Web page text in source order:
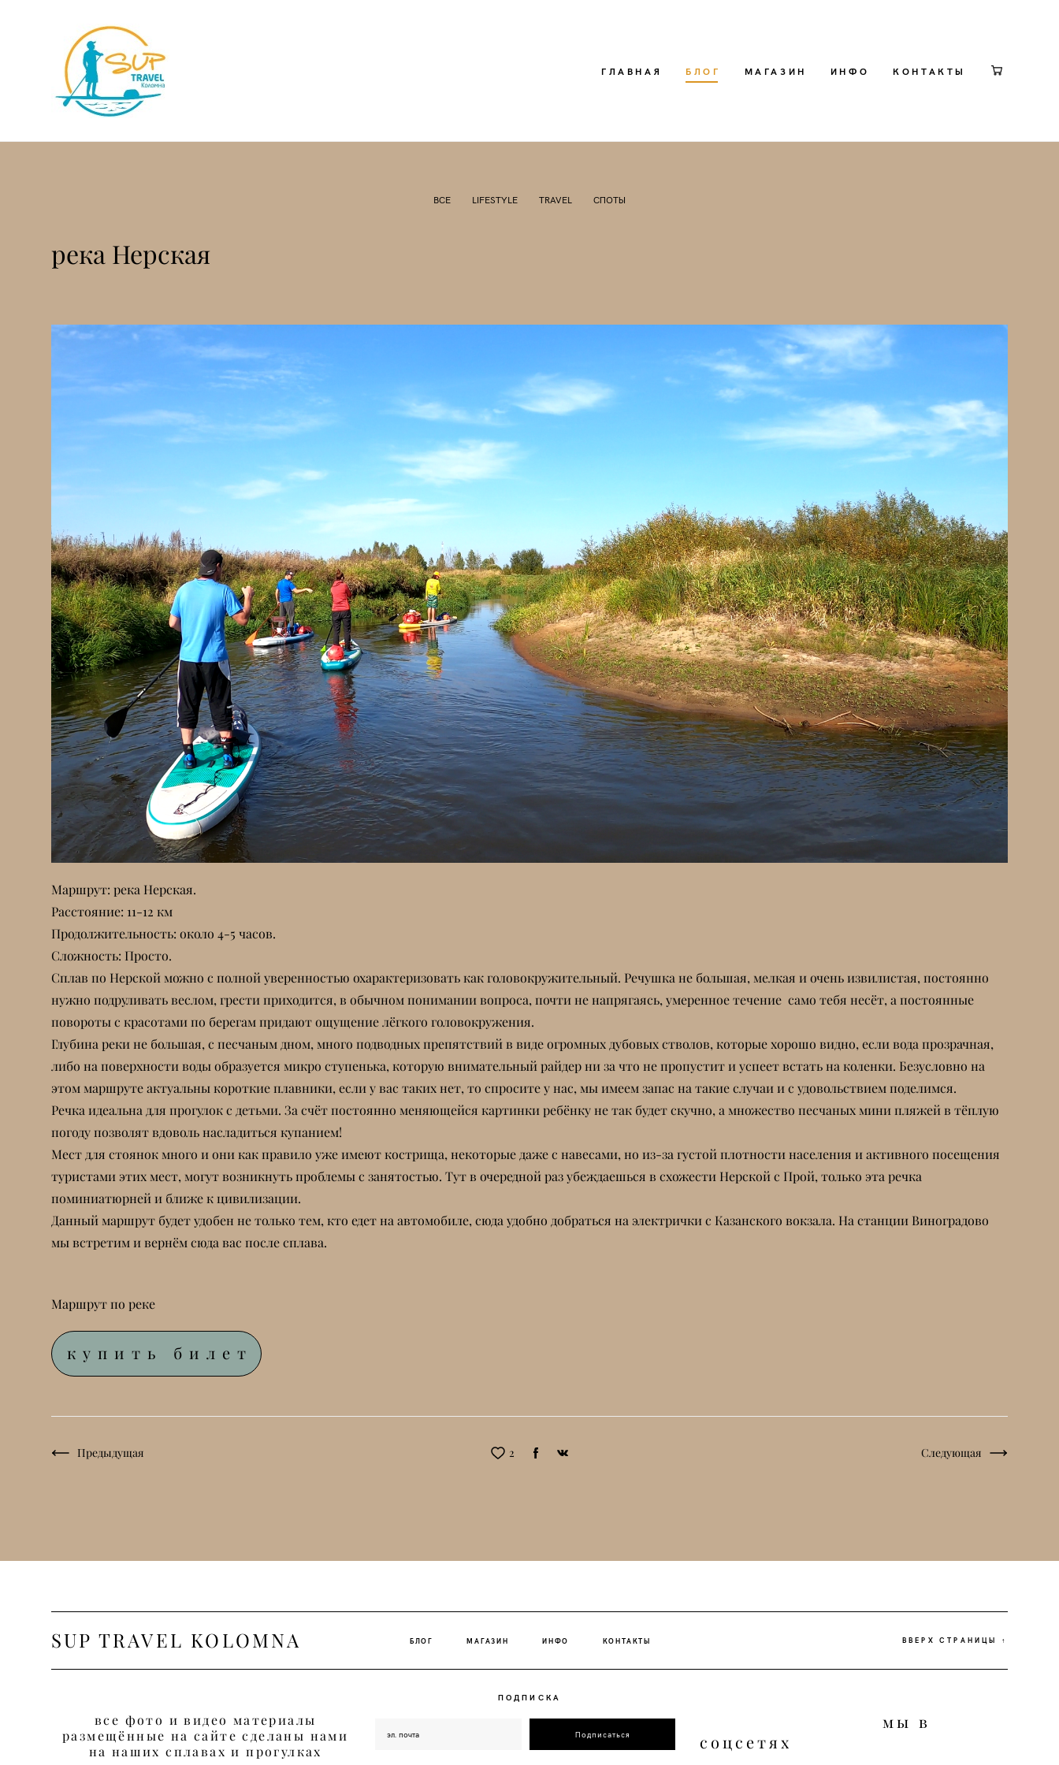
ГЛАВНАЯ БЛОГ МАГАЗИН ИНФО КОНТАКТЫ
ВСЕ LIFESTYLE TRAVEL СПОТЫ
река Нерская
Маршрут: река Нерская.
Расстояние: 11-12 км
Продолжительность: около 4-5 часов.
Сложность: Просто.
Сплав по Нерской можно с полной уверенностью охарактеризовать как головокружительный. Речушка не большая, мелкая и очень извилистая, постоянно
нужно подруливать веслом, грести приходится, в обычном понимании вопроса, почти не напрягаясь, умеренное течение само тебя несёт, а постоянные
повороты с красотами по берегам придают ощущение лёгкого головокружения.
Глубина реки не большая, с песчаным дном, много подводных препятствий в виде огромных дубовых стволов, которые хорошо видно, если вода прозрачная,
либо на поверхности воды образуется микро ступенька, которую внимательный райдер ни за что не пропустит и успеет встать на коленки. Безусловно на
этом маршруте актуальны короткие плавники, если у вас таких нет, то спросите у нас, мы имеем запас на такие случаи и с удовольствием поделимся.
Речка идеальна для прогулок с детьми. За счёт постоянно меняющейся картинки ребёнку не так будет скучно, а множество песчаных мини пляжей в тёплую
погоду позволят вдоволь насладиться купанием!
Мест для стоянок много и они как правило уже имеют кострища, некоторые даже с навесами, но из-за густой плотности населения и активного посещения
туристами этих мест, могут возникнуть проблемы с занятостью. Тут в очередной раз убеждаешься в схожести Нерской с Прой, только эта речка
поминиатюрней и ближе к цивилизации.
Данный маршрут будет удобен не только тем, кто едет на автомобиле, сюда удобно добраться на электрички с Казанского вокзала. На станции Виноградово
мы встретим и вернём сюда вас после сплава.
Маршрут по реке
купить билет
2
Предыдущая Следующая
SUP TRAVEL KOLOMNA БЛОГ МАГАЗИН ИНФО КОНТАКТЫ ВВЕРХ СТРАНИЦЫ ↑
все фото и видео материалы
размещённые на сайте сделаны нами
на наших сплавах и прогулках
ПОДПИСКА
Подписаться
мы в
соцсетях